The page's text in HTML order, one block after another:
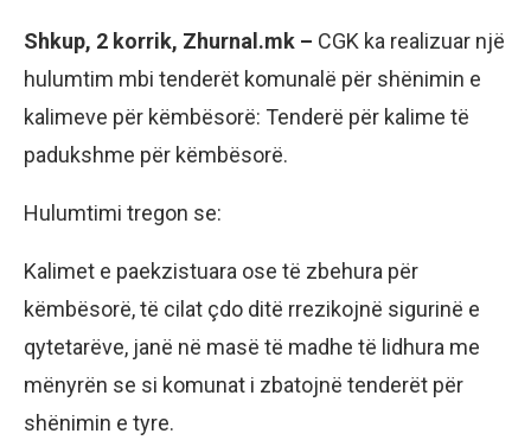
Shkup, 2 korrik, Zhurnal.mk – CGK ka realizuar një
hulumtim mbi tenderët komunalë për shënimin e
kalimeve për këmbësorë: Tenderë për kalime të
padukshme për këmbësorë.
Hulumtimi tregon se:
Kalimet e paekzistuara ose të zbehura për
këmbësorë, të cilat çdo ditë rrezikojnë sigurinë e
qytetarëve, janë në masë të madhe të lidhura me
mënyrën se si komunat i zbatojnë tenderët për
shënimin e tyre.